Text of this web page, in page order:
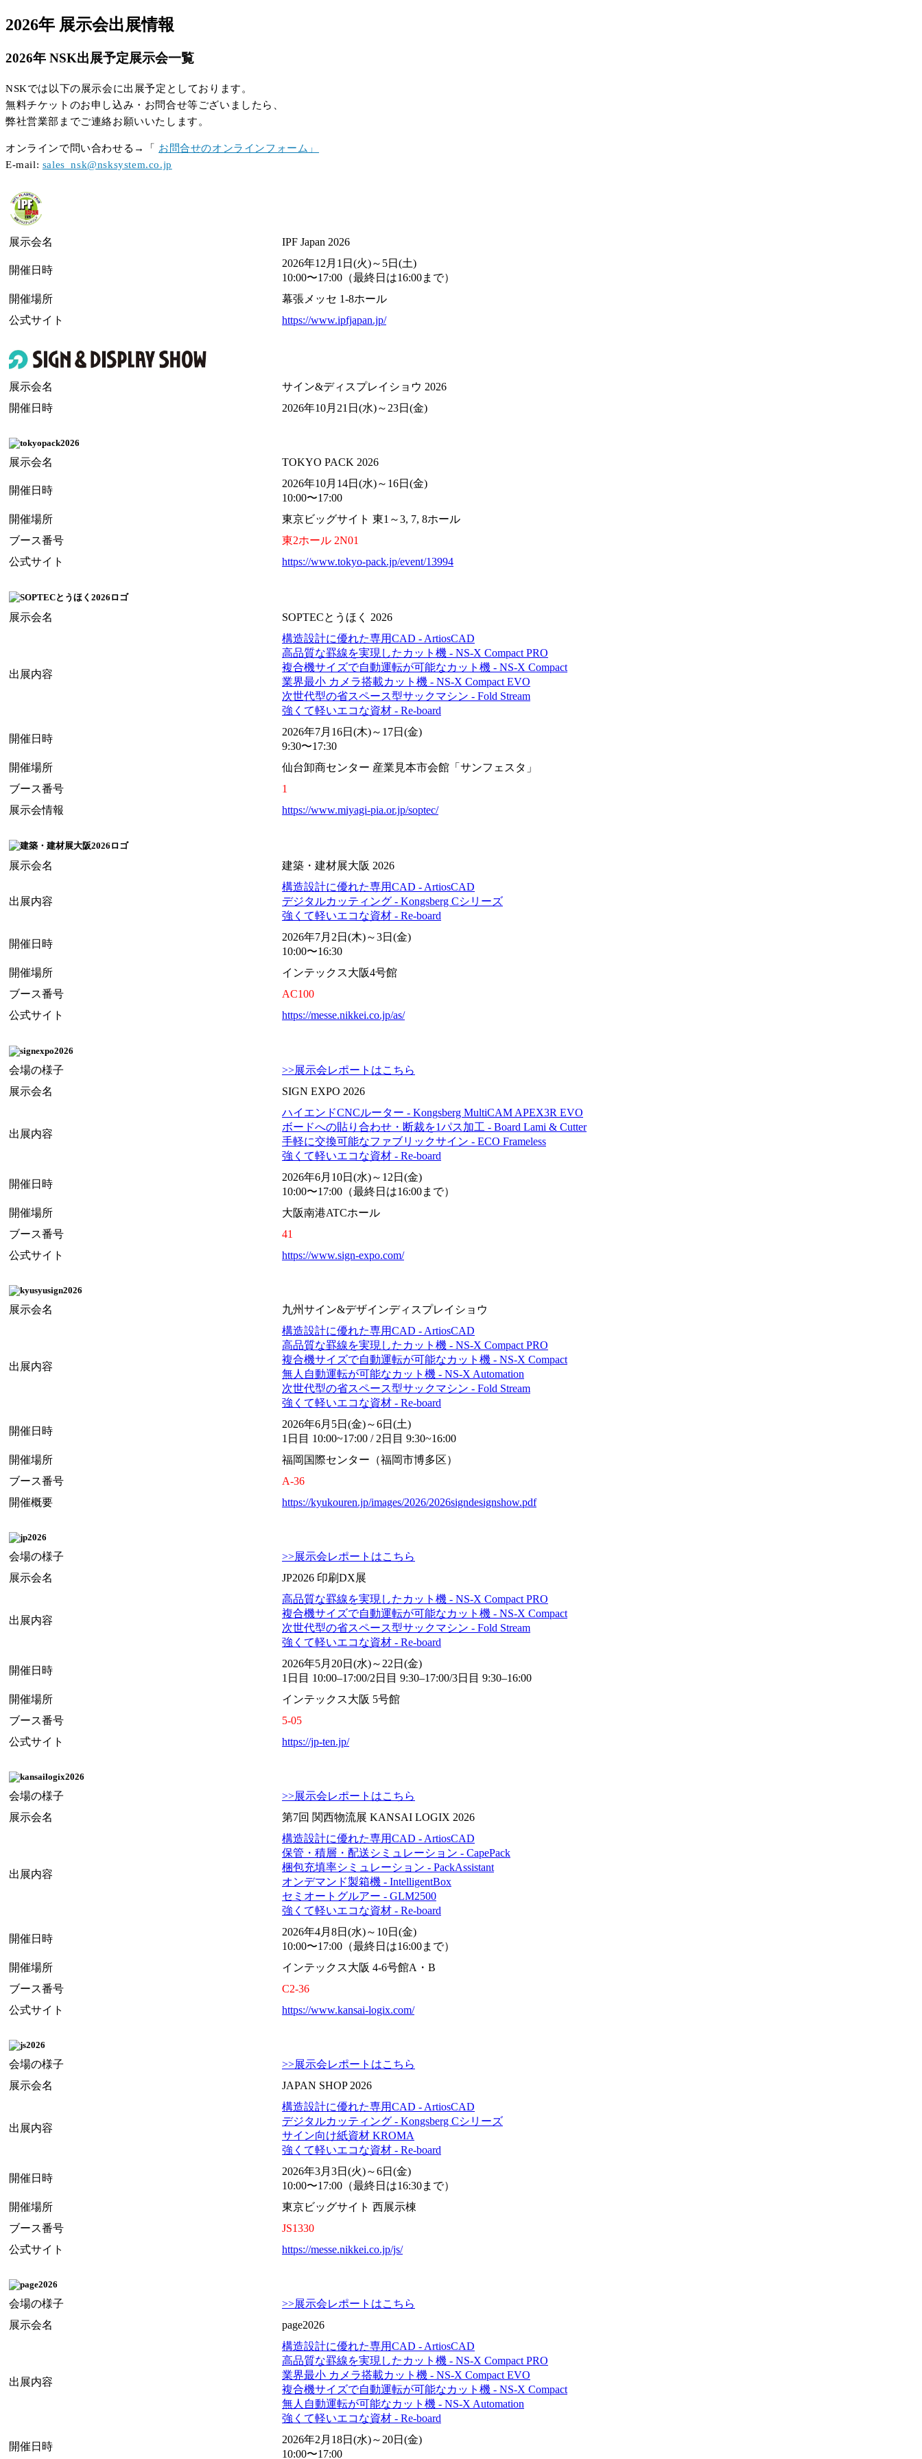
2026年 展示会出展情報
2026年 NSK出展予定展示会一覧
NSKでは以下の展示会に出展予定としております。
無料チケットのお申し込み・お問合せ等ございましたら、
弊社営業部までご連絡お願いいたします。
オンラインで問い合わせる→「 お問合せのオンラインフォーム」
E-mail: sales_nsk@nsksystem.co.jp
展示会名 IPF Japan 2026
開催日時
2026年12月1日(火)～5日(土)
10:00〜17:00（最終日は16:00まで）
開催場所
幕張メッセ 1-8ホール
公式サイト
https://www.ipfjapan.jp/
展示会名
サイン&ディスプレイショウ 2026
開催日時
2026年10月21日(水)～23日(金)
展示会名 TOKYO PACK 2026
開催日時
2026年10月14日(水)～16日(金)
10:00〜17:00
開催場所
東京ビッグサイト 東1～3, 7, 8ホール
ブース番号
東2ホール 2N01
公式サイト
https://www.tokyo-pack.jp/event/13994
展示会名 SOPTECとうほく 2026
出展内容
構造設計に優れた専用CAD - ArtiosCAD
高品質な罫線を実現したカット機 - NS-X Compact PRO
複合機サイズで自動運転が可能なカット機 - NS-X Compact
業界最小 カメラ搭載カット機 - NS-X Compact EVO
次世代型の省スペース型サックマシン - Fold Stream
強くて軽いエコな資材 - Re-board
開催日時
2026年7月16日(木)～17日(金)
9:30〜17:30
開催場所
仙台卸商センター 産業見本市会館「サンフェスタ」
ブース番号
1
展示会情報
https://www.miyagi-pia.or.jp/soptec/
展示会名 建築・建材展大阪 2026
出展内容
構造設計に優れた専用CAD - ArtiosCAD
デジタルカッティング - Kongsberg Cシリーズ
強くて軽いエコな資材 - Re-board
開催日時
2026年7月2日(木)～3日(金)
10:00〜16:30
開催場所
インテックス大阪4号館
ブース番号
AC100
公式サイト
https://messe.nikkei.co.jp/as/
会場の様子
>>展示会レポートはこちら
展示会名
SIGN EXPO 2026
出展内容
ハイエンドCNCルーター - Kongsberg MultiCAM APEX3R EVO
ボードへの貼り合わせ・断裁を1パス加工 - Board Lami & Cutter
手軽に交換可能なファブリックサイン - ECO Frameless
強くて軽いエコな資材 - Re-board
開催日時
2026年6月10日(水)～12日(金)
10:00〜17:00（最終日は16:00まで）
開催場所
大阪南港ATCホール
ブース番号
41
公式サイト
https://www.sign-expo.com/
展示会名 九州サイン&デザインディスプレイショウ
出展内容
構造設計に優れた専用CAD - ArtiosCAD
高品質な罫線を実現したカット機 - NS-X Compact PRO
複合機サイズで自動運転が可能なカット機 - NS-X Compact
無人自動運転が可能なカット機 - NS-X Automation
次世代型の省スペース型サックマシン - Fold Stream
強くて軽いエコな資材 - Re-board
開催日時
2026年6月5日(金)～6日(土)
1日目 10:00~17:00 / 2日目 9:30~16:00
開催場所
福岡国際センター（福岡市博多区）
ブース番号
A-36
開催概要
https://kyukouren.jp/images/2026/2026signdesignshow.pdf
会場の様子
>>展示会レポートはこちら
展示会名
JP2026 印刷DX展
出展内容
高品質な罫線を実現したカット機 - NS-X Compact PRO
複合機サイズで自動運転が可能なカット機 - NS-X Compact
次世代型の省スペース型サックマシン - Fold Stream
強くて軽いエコな資材 - Re-board
開催日時
2026年5月20日(水)～22日(金)
1日目 10:00–17:00/2日目 9:30–17:00/3日目 9:30–16:00
開催場所
インテックス大阪 5号館
ブース番号
5-05
公式サイト
https://jp-ten.jp/
会場の様子
>>展示会レポートはこちら
展示会名
第7回 関西物流展 KANSAI LOGIX 2026
出展内容
構造設計に優れた専用CAD - ArtiosCAD
保管・積層・配送シミュレーション - CapePack
梱包充填率シミュレーション - PackAssistant
オンデマンド製箱機 - IntelligentBox
セミオートグルアー - GLM2500
強くて軽いエコな資材 - Re-board
開催日時
2026年4月8日(水)～10日(金)
10:00〜17:00（最終日は16:00まで）
開催場所
インテックス大阪 4-6号館A・B
ブース番号
C2-36
公式サイト
https://www.kansai-logix.com/
会場の様子
>>展示会レポートはこちら
展示会名
JAPAN SHOP 2026
出展内容
構造設計に優れた専用CAD - ArtiosCAD
デジタルカッティング - Kongsberg Cシリーズ
サイン向け紙資材 KROMA
強くて軽いエコな資材 - Re-board
開催日時
2026年3月3日(火)～6日(金)
10:00〜17:00（最終日は16:30まで）
開催場所
東京ビッグサイト 西展示棟
ブース番号
JS1330
公式サイト
https://messe.nikkei.co.jp/js/
会場の様子
>>展示会レポートはこちら
展示会名
page2026
出展内容
構造設計に優れた専用CAD - ArtiosCAD
高品質な罫線を実現したカット機 - NS-X Compact PRO
業界最小 カメラ搭載カット機 - NS-X Compact EVO
複合機サイズで自動運転が可能なカット機 - NS-X Compact
無人自動運転が可能なカット機 - NS-X Automation
強くて軽いエコな資材 - Re-board
開催日時
2026年2月18日(水)～20日(金)
10:00〜17:00